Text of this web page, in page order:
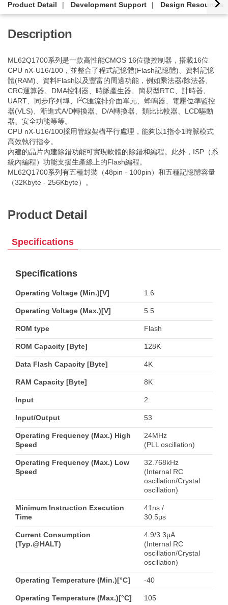
Product Detail Development Support Design Resources
Description
ML62Q1700系列是一款高性能CMOS 16位微控制器，搭載16位
CPU nX-U16/100，並整合了程式記憶體(Flash記憶體)、資料記憶
體(RAM)、資料Flash以及豐富的周邊功能，例如乘法器/除法器、
CRC運算器、DMA控制器、時脈產生器、簡易型RTC、計時器、
UART、同步序列埠、I2C匯流排介面單元、蜂鳴器、電壓位準監控
器(VLS)、漸進式A/D轉換器、D/A轉換器、類比比較器、LCD驅動
器、安全功能等等。
CPU nX-U16/100採用管線架構平行處理，能夠以1指令1時脈模式
高效執行指令。
內建的晶片內建除錯功能可實現軟體的除錯和編程。此外，ISP（系
統內編程）功能支援生產線上的Flash編程。
ML62Q1700系列有五種封裝（48pin - 100pin）和五種記憶體容量
（32Kbyte - 256Kbyte）。
Product Detail
Specifications
Specifications
Operating Voltage (Min.)[V] 1.6
Operating Voltage (Max.)[V] 5.5
ROM type Flash
ROM Capacity [Byte] 128K
Data Flash Capacity [Byte] 4K
RAM Capacity [Byte] 8K
Input 2
Input/Output 53
Operating Frequency (Max.) High
Speed
24MHz
(PLL oscillation)
Operating Frequency (Max.) Low
Speed
32.768kHz
(Internal RC
oscillation/Crystal
oscillation)
Minimum Instruction Execution
Time
41ns /
30.5μs
Current Consumption
(Typ.@HALT)
4.9/3.3μA
(Internal RC
oscillation/Crystal
oscillation)
Operating Temperature (Min.)[°C] -40
Operating Temperature (Max.)[°C] 105